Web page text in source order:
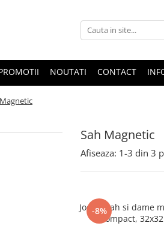
NOUTATI CONTACT
Sah Magnetic
Afiseaza: 1-3 din 3
-8%
Joc de sah si dame
compact,